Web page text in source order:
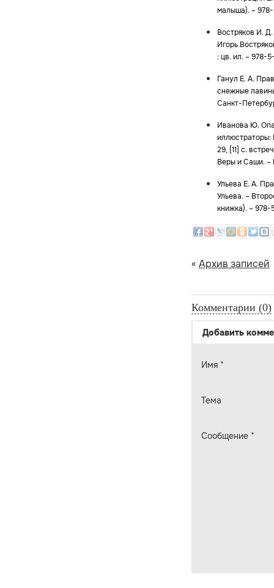
малыша).–
Востряков И.
Игорь
: цв. ил.– 978-
Ганул Е. А.
снежные
Санкт-
Иванова Ю.
иллюстраторы:
29, [11] с.
Веры и Саши.–
Ульева Е. А.
Ульева. –
книжка). –
« Архив записей
Комментарии (0)
Добавить
Имя *
Тема
Сообщение *